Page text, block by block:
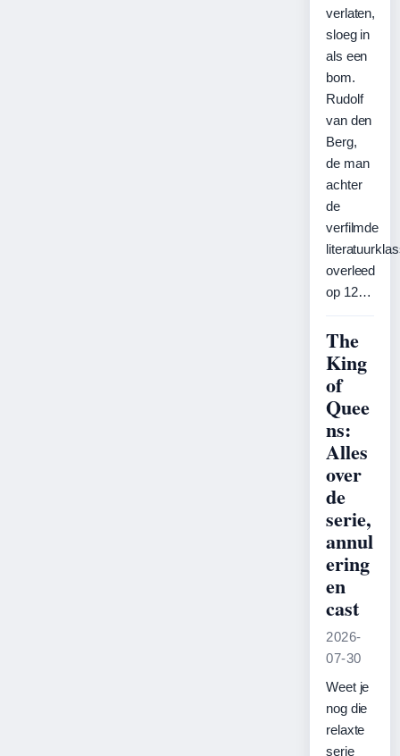
verlaten,
sloeg in
als een
bom.
Rudolf
van den
Berg,
de man
achter
de
verfilmde
overleed
op 12…
The
King
of
Quee
ns:
Alles
over
de
serie,
annul
ering
en
cast
2026-
07-30
Weet je
nog die
relaxte
serie